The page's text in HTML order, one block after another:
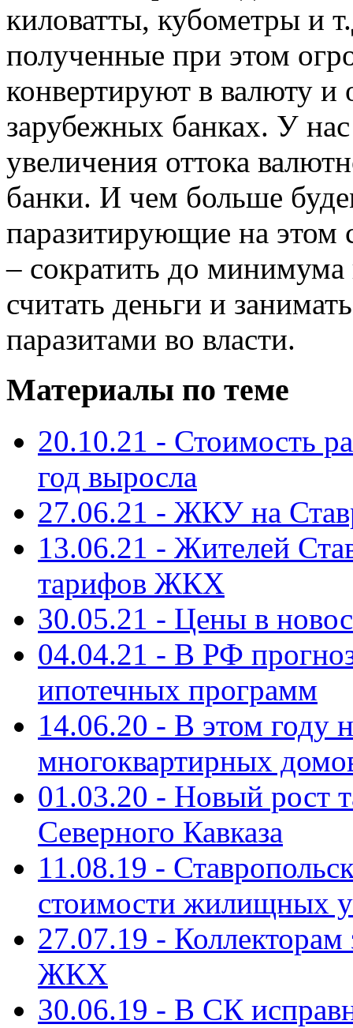
киловатты, кубометры и
полученные при этом
конвертируют в валюту и
зарубежных банках. У
увеличения оттока
банки. И чем больше
паразитирующие на этом
– сократить до минимума
считать деньги и
паразитами во власти.
Материалы по теме
20.10.21 - Стоимость
год выросла
27.06.21 - ЖКУ на
13.06.21 - Жителей
тарифов ЖКХ
30.05.21 - Цены в
04.04.21 - В РФ
ипотечных программ
14.06.20 - В этом году
многоквартирных
01.03.20 - Новый рост
Северного Кавказа
11.08.19 -
стоимости жилищных
27.07.19 - Коллекторам
ЖКХ
30.06.19 - В СК